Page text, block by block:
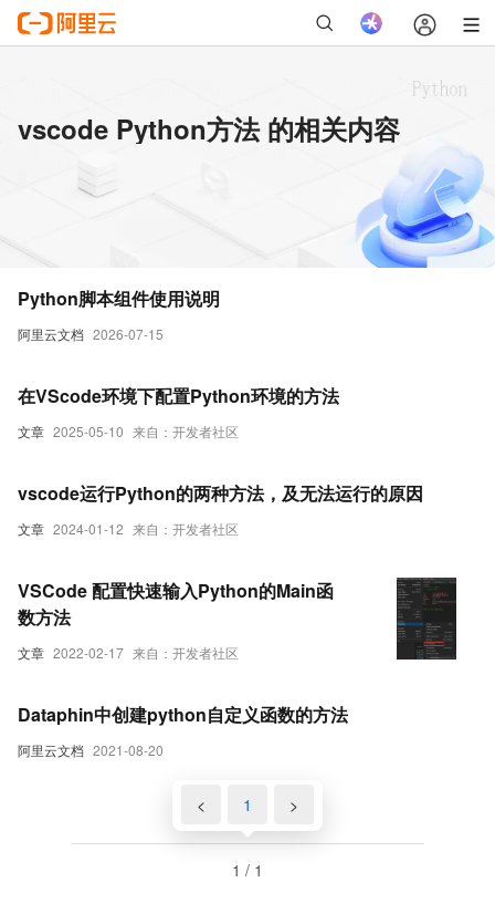
vscode Python方法 的相关内容
阿里云文档 2026-07-15
Python脚本组件使用说明
文章 2025-05-10 来自：开发者社区
在VScode环境下配置Python环境的方法
文章 2024-01-12 来自：开发者社区
vscode运行Python的两种方法，及无法运行的原因
文章 2022-02-17 来自：开发者社区
VSCode 配置快速输入Python的Main函
数方法
阿里云文档 2021-08-20
Dataphin中创建python自定义函数的方法
< 1 >
1 / 1